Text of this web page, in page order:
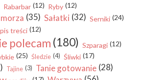
Rabarbar (12) Ryby (12)
(35) Sałatki (32) Serniki (24)
treści (12)
polecam (180) Szparagi (12)
(25) Śledzie (4) Śliwki (17)
Tajine (3) Tanie gotowanie (28)